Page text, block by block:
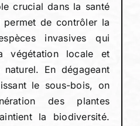
crucial dans la santé
permet de contrôler la
invasives qui
végétation locale et
naturel. En dégageant
le sous-bois, on
des plantes
la biodiversité.